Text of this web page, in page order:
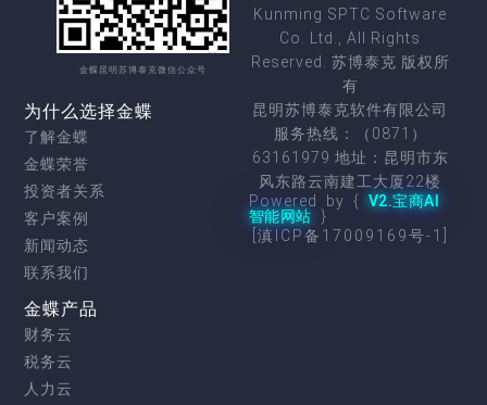
金蝶昆明苏博泰克微信公众号
为什么选择金蝶
了解金蝶
金蝶荣誉
投资者关系
客户案例
新闻动态
联系我们
金蝶产品
财务云
税务云
人力云
Kunming SPTC Software
Co. Ltd., All Rights
Reserved. 苏博泰克 版权所
有
昆明苏博泰克软件有限公司
服务热线：（0871）
63161979 地址：昆明市东
风东路云南建工大厦22楼
Powered by { V2.宝商AI
智能网站 }
[滇ICP备17009169号-1]